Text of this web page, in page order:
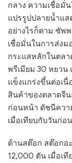
กลาง ความเชื่อมั่
แปรรูปปลายน้ำแ
อย่างไรก็ตาม ซัพ
เชื่อมั่นในการส่ง
กระแสหลักในตลา
พรีเมียม 30 หยวน
แข็งแกร่งขึ้นต่อเ
สินค้าของตลาดจีน
ก่อนหน้า ดัชนีควา
เมื่อเทียบกับวันก่อ
ด้านสต๊อก สต๊อกอ
12,000 ตัน เมื่อเ